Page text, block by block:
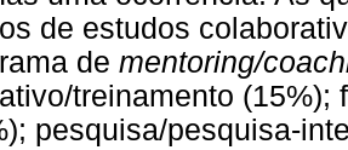
de estudos
de mentoring/
treinamento
pesquisa/pesquisa-